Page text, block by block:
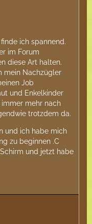
ich spannend.
im Forum
diese Art halten.
mein Nachzügler
Job
und Enkelkinder
mehr nach
trotzdem da.
und ich habe mich
zu beginnen .C
und jetzt habe